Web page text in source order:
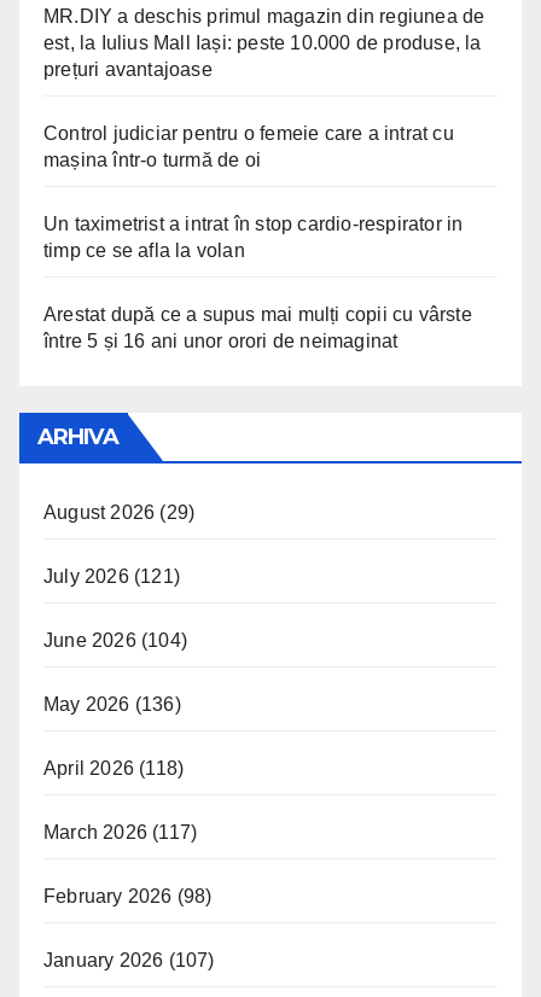
MR.DIY a deschis primul magazin din regiunea de
est, la Iulius Mall Iași: peste 10.000 de produse, la
prețuri avantajoase
Control judiciar pentru o femeie care a intrat cu
mașina într-o turmă de oi
Un taximetrist a intrat în stop cardio-respirator in
timp ce se afla la volan
Arestat după ce a supus mai mulți copii cu vârste
între 5 și 16 ani unor orori de neimaginat
ARHIVA
August 2026 (29)
July 2026(121)
June 2026(104)
May 2026 (136)
April 2026 (118)
March 2026 (117)
February 2026 (98)
January 2026 (107)